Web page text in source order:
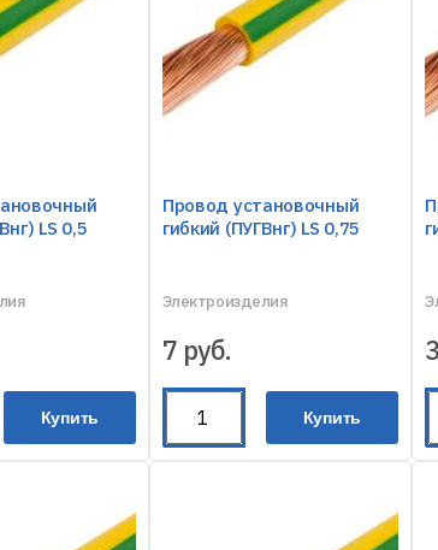
LS 0,5
Купить
Провод установочный
гибкий (ПУГВнг) LS 0,75
Электроизделия
7 руб.
Купить